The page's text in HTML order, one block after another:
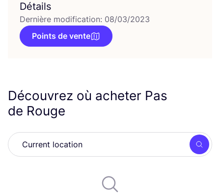
Détails
Dernière modification: 08/03/2023
Points de vente
Découvrez où acheter Pas
de Rouge